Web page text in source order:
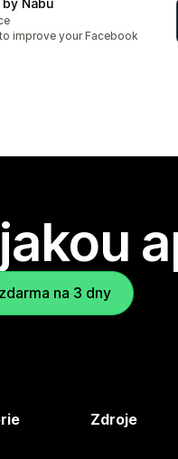
Nabu
improve your Facebook
na 3 dny
Zdroje